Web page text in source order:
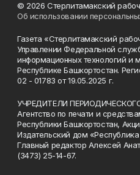
© 2026 Стерлитамакский
Об использовании
Газета «Стерлитамакский
Управлении Федеральной
информационных технологий и
Республике Башкортостан.
02 - 01783 от 19.05.2025 г.
УЧРЕДИТЕЛИ
Агентство по печати и
Республики Башкортостан,
Издательский дом
Главный редактор Алексей
(3473) 25-14-67.